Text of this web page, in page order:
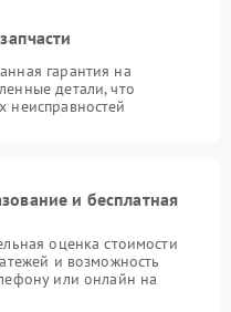
гарантия на
детали, что
неисправностей
и бесплатная
оценка стоимости
и возможность
или онлайн на